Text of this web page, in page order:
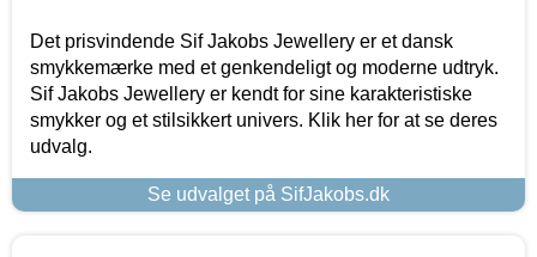
Det prisvindende Sif Jakobs Jewellery er et dansk
smykkemærke med et genkendeligt og moderne udtryk.
Sif Jakobs Jewellery er kendt for sine karakteristiske
smykker og et stilsikkert univers. Klik her for at se deres
udvalg.
Se udvalget på SifJakobs.dk